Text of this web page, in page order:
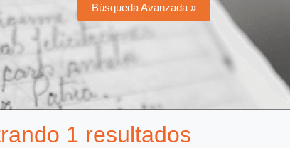
Búsqueda Avanzada »
1 resultados